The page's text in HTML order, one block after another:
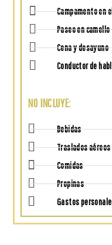
Campamento en
Paseo en camello
Cena y desayuno
Conductor de
NO INCLUYE:
Bebidas
Traslados aéreos
Comidas
Propinas
Gastos